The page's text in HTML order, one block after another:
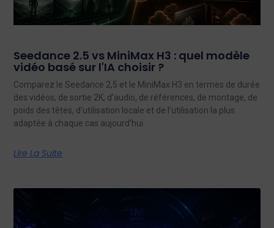
Seedance 2.5 vs MiniMax H3 : quel modèle
vidéo basé sur l'IA choisir ?
Comparez le Seedance 2,5 et le MiniMax H3 en termes de durée
des vidéos, de sortie 2K, d'audio, de références, de montage, de
poids des têtes, d'utilisation locale et de l'utilisation la plus
adaptée à chaque cas aujourd'hui.
Lire La Suite